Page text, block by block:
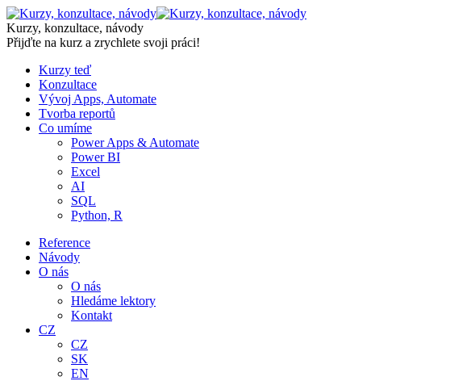
Skip
to
content
Kurzy, konzultace, návody
Přijďte na kurz a zrychlete svoji práci!
Kurzy teď
Konzultace
Vývoj Apps, Automate
Tvorba reportů
Co umíme
Power Apps & Automate
Power BI
Excel
AI
SQL
Python, R
Reference
Návody
O nás
O nás
Hledáme lektory
Kontakt
CZ
CZ
SK
EN